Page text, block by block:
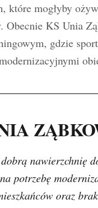
które mogłyby
KS Unia
gdzie
nawierzchnię
potrzebę
oraz